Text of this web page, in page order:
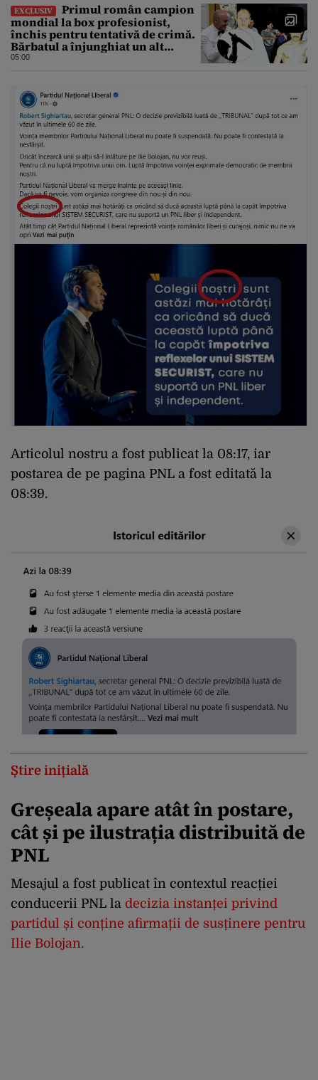
EXCLUSIV
Primul român campion
mondial la box profesionist,
închis pentru tentativă de crimă.
Bărbatul a înjunghiat un alt
interlop periculos
05:00
Articolul nostru a fost publicat la 08:17, iar
postarea de pe pagina PNL a fost editată la
08:39.
Știre inițială
Greșeala apare atât în postare,
cât și pe ilustrația distribuită de
PNL
Mesajul a fost publicat în contextul reacției
conducerii PNL la decizia instanței privind
partidul și conține afirmații de susținere pentru
Ilie Bolojan.